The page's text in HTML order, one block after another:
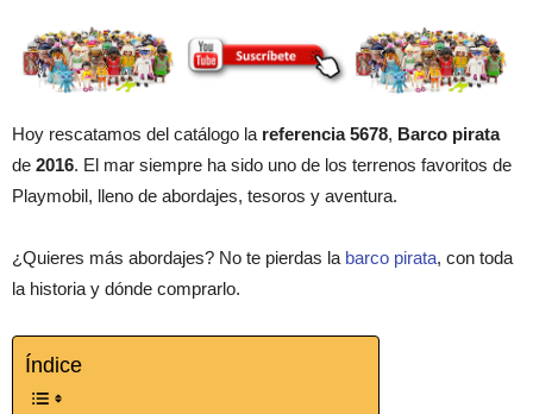
Hoy rescatamos del catálogo la referencia 5678, Barco pirata
de 2016. El mar siempre ha sido uno de los terrenos favoritos de
Playmobil, lleno de abordajes, tesoros y aventura.
¿Quieres más abordajes? No te pierdas la barco pirata, con toda
la historia y dónde comprarlo.
Índice